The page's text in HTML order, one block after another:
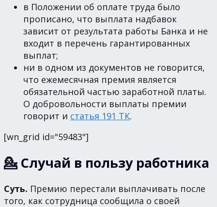
в Положении об оплате труда было
прописано, что выплата надбавок
зависит от результата работы Банка и не
входит в перечень гарантированных
выплат;
ни в одном из документов не говорится,
что ежемесячная премия является
обязательной частью заработной платы.
О добровольности выплаты премии
говорит и статья 191 ТК.
[wn_grid id="59483"]
💁 Случай в пользу работника
Суть. Премию перестали выплачивать после
того, как сотрудница сообщила о своей